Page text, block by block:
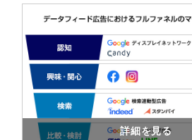
詳細を見る